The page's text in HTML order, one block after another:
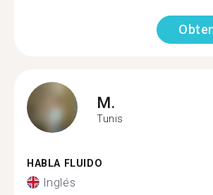
M.
Tunis
HABLA FLUIDO
Inglés